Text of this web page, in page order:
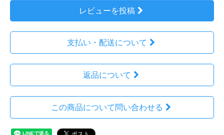
レビューを投稿
支払い・配送について
返品について
この商品について問い合わせる